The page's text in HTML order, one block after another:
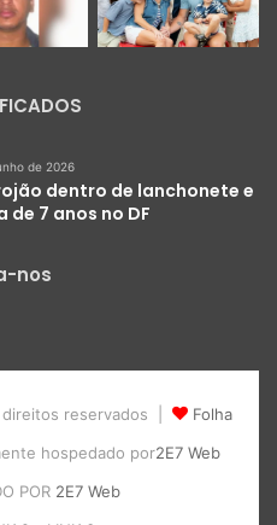
de 2026
dentro de lanchonete e
7 anos no DF
nos
reservados |
Folha
hospedado por2E7 Web
POR 2E7 Web